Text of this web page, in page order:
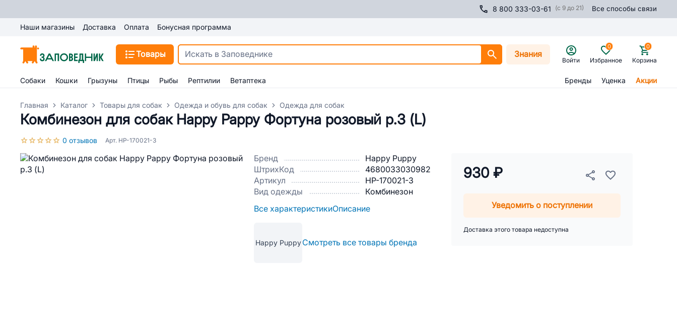
8 800 333-03-61 (с 9 до 21) Все способы связи
Наши магазины Доставка Оплата Бонусная программа
Товары Знания
Войти Избранное
0
Корзина
0
Собаки Кошки Грызуны Птицы Рыбы Рептилии Ветаптека Бренды Уценка Акции
Главная Каталог Товары для собак Одежда и обувь для собак Одежда для собак
Комбинезон для собак Happy Pappy Фортуна розовый р.3 (L)
0 отзывов Арт. HP-170021-3
Бренд
Happy Puppy
ШтрихКод
4680033030982
Артикул
HP-170021-3
Вид одежды
Комбинезон
Все характеристикиОписание
Happy Puppy Смотреть все товары бренда
930 ₽
Уведомить о поступлении
Доставка этого товара недоступна